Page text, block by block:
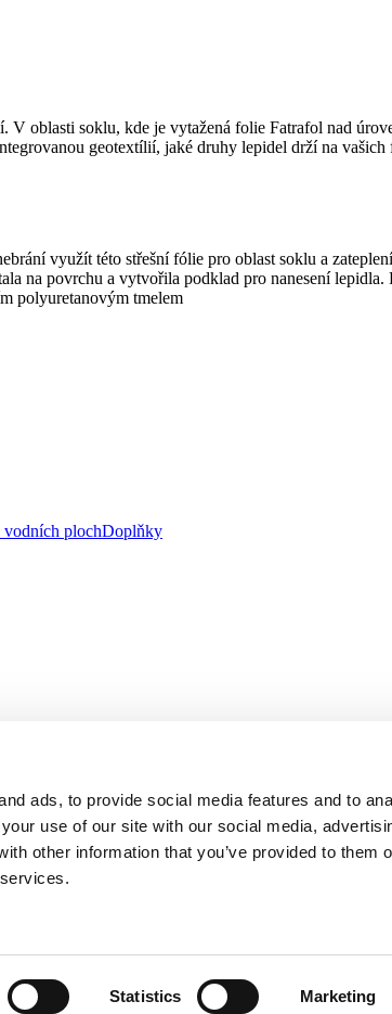
ads, to provide social media features and to
use of our site with our social media,
other information that you’ve provided to them
Statistics Marketing
oblasti soklu, kde je vytažená folie Fatrafol nad
geotextílií, jaké druhy lepidel drží na
využít této střešní fólie pro oblast soklu a
na povrchu a vytvořila podklad pro nanesení
polyuretanovým tmelem
vodních plochDoplňky
AGROFERT, a.s., IČO 26185610, se sídlem na